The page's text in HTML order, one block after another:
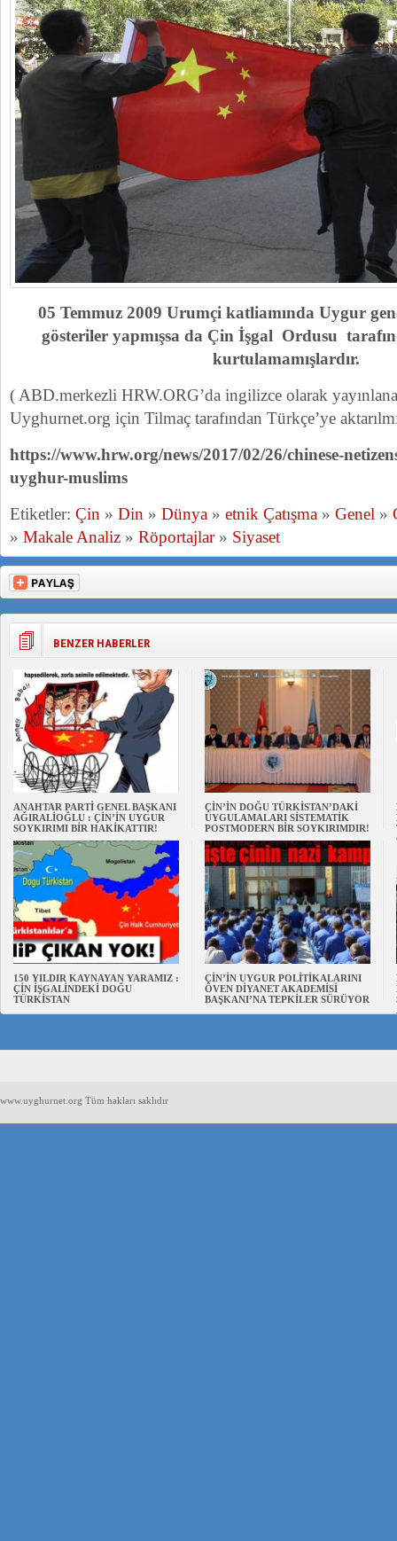
05 Temmuz 2009 Urumçi katliamında Uygur
gösteriler yapmışsa da Çin İşgal Ordusu
kurtulamamışlardır.
( ABD.merkezli HRW.ORG’da ingilizce olarak
Uyghurnet.org için Tilmaç tarafından Türkçe’ye
https://www.hrw.org/news/2017/02/26/chinese-
uyghur-muslims
Etiketler: Çin » Din » Dünya » etnik Çatışma » Genel »
» Makale Analiz » Röportajlar» Siyaset
BENZER HABERLER
ANAHTAR PARTİ GENEL BAŞKANI
AĞIRALİOĞLU : ÇİN’İN UYGUR
SOYKIRIMI BİR HAKİKATTIR!
ÇİN’İN DOĞU TÜRKİSTAN’DAKİ
UYGULAMALARI SİSTEMATİK
POSTMODERN BİR SOYKIRIMDIR!
150 YILDIR KAYNAYAN YARAMIZ :
ÇİN İŞGALİNDEKİ DOĞU
TÜRKİSTAN
ÇİN’İN UYGUR POLİTİKALARINI
ÖVEN DİYANET AKADEMİSİ
BAŞKANI’NA TEPKİLER SÜRÜYOR
www.uyghurnet.org Tüm hakları saklıdır